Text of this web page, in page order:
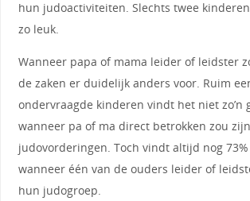
hun judoactiviteiten. Slechts twee
zo leuk.
Wanneer papa of mama leider of leidster
de zaken er duidelijk anders voor. Ruim
ondervraagde kinderen vindt het niet zo’n
wanneer pa of ma direct betrokken zou
judovorderingen. Toch vindt altijd nog
wanneer één van de ouders leider of
hun judogroep.